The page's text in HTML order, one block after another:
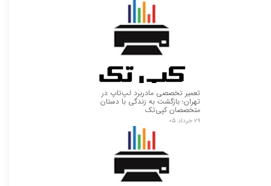
تعمیر تخصصی مادربرد لپ‌تاپ در
تهران؛ بازگشت به زندگی با دستان
متخصصان کپی‌تک
۲۹ خرداد ۰۵